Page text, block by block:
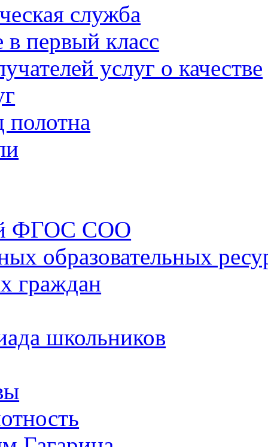
служба
первый класс
услуг о качестве
полотна
ФГОС СОО
образовательных
граждан
школьников